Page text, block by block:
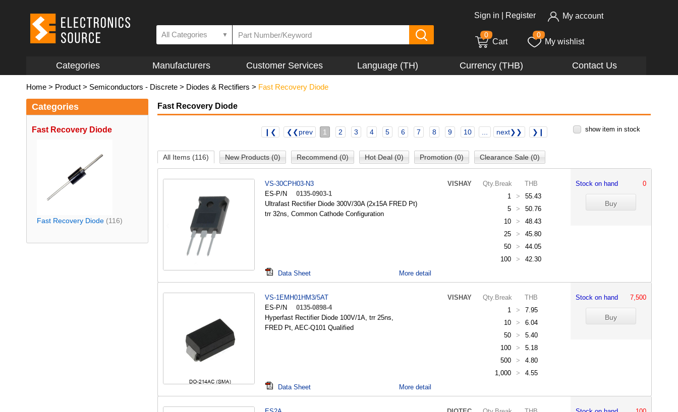
All Categories ▼
Sign in Register My account
0
Cart
0
My wishlist
Categories Manufacturers Customer Services Language (TH) Currency (THB) Contact Us
Home > Product > Semiconductors - Discrete > Diodes & Rectifiers > Fast Recovery Diode
Categories
Fast Recovery Diode
Fast Recovery Diode (116)
Fast Recovery Diode
❙❮ ❮❮prev 1 2 3 4 5 6 7 8 9 10 next❯❯ ❯❙ show item in stock
All Items (116) New Products (0) Recommend (0) Hot Deal (0) Promotion (0) Clearance Sale (0)
VS-30CPH03-N3
VISHAY
ES-P/N
0135-0903-1
Ultrafast Rectifier Diode 300V/30A (2x15A FRED Pt)
trr 32ns, Common Cathode Configuration
Qty.Break
THB
1
>
55.43
5
>
50.76
10
>
48.43
25
>
45.80
50
>
44.05
100
> 42.30
Stock on hand 0
Data Sheet More detail
VS-1EMH01HM3/5AT
VISHAY
ES-P/N
0135-0898-4
Hyperfast Rectifier Diode 100V/1A, trr 25ns,
FRED Pt, AEC-Q101 Qualified
Qty.Break
THB
1
>
7.95
10
>
6.04
50
>
5.40
100
>
5.18
500
>
4.80
1,000
> 4.55
Stock on hand 7,500
Data Sheet More detail